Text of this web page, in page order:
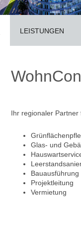
LEISTUNGEN
Ihr regionaler Partner
Glas- und
Bauausführung
Projektleitung
Vermietung